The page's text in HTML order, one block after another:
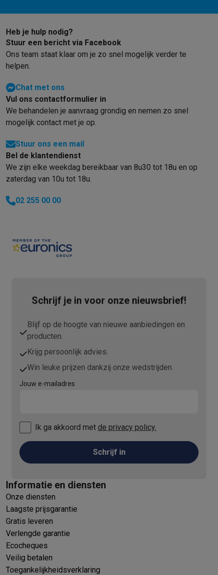
Heb je hulp nodig?
Stuur een bericht via Facebook
Ons team staat klaar om je zo snel mogelijk verder te
helpen.
Chat met ons
Vul ons contactformulier in
We behandelen je aanvraag grondig en nemen zo snel
mogelijk contact met je op.
Stuur ons een mail
Bel de klantendienst
We zijn elke weekdag bereikbaar van 8u30 tot 18u en op
zaterdag van 10u tot 18u.
02 255 00 00
Schrijf je in voor onze nieuwsbrief!
Blijf op de hoogte van nieuwe aanbiedingen en
producten.
Krijg persoonlijk advies.
Win leuke prijzen dankzij onze wedstrijden.
Jouw e-mailadres
Ik ga akkoord met de privacy policy.
Schrijf in
Informatie en diensten
Onze diensten
Laagste prijsgarantie
Gratis leveren
Verlengde garantie
Ecocheques
Veilig betalen
Toegankelijkheidsverklaring